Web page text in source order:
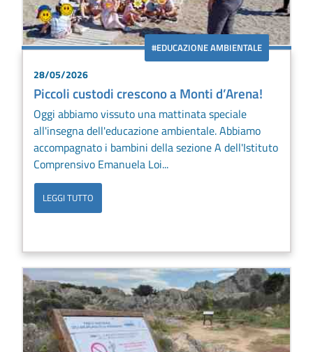
#EDUCAZIONE AMBIENTALE
28/05/2026
Piccoli custodi crescono a Monti d’Arena!
Oggi abbiamo vissuto una mattinata speciale
all'insegna dell'educazione ambientale. Abbiamo
accompagnato i bambini della sezione A dell'Istituto
Comprensivo Emanuela Loi...
LEGGI TUTTO